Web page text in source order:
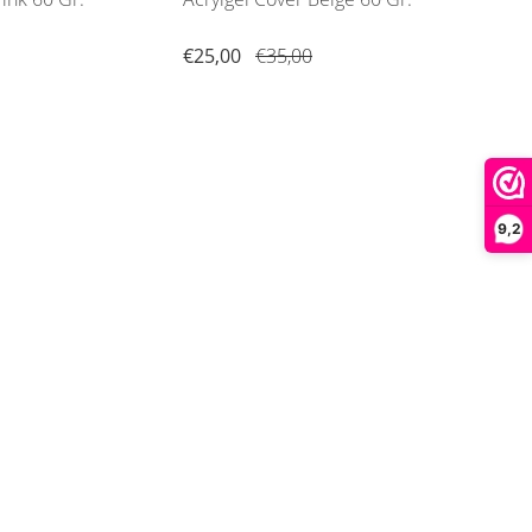
9,2
€25,00 €35,00